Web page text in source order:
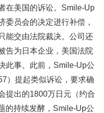
在美国的诉讼。Smile-Up
委员会的决定进行补偿，
能交由法院裁决。公司还
告为日本企业，美国法院
此事。此前，Smile-Up公
）提起类似诉讼，要求确
提出的1800万日元（约合
的持续发酵，Smile-Up公